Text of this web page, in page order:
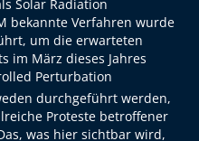
Solar Radiation
bekannte Verfahren wurde
um die erwarteten
im März dieses Jahres
Perturbation
durchgeführt werden,
Proteste betroffener
was hier sichtbar wird,